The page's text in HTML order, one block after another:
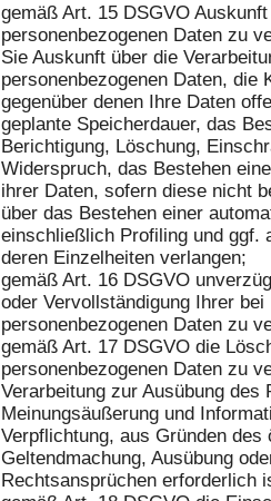
gemäß Art. 15 DSGVO
personenbezogenen Daten zu
Sie Auskunft über die
personenbezogenen Daten, die
gegenüber denen Ihre Daten
geplante Speicherdauer, das
Berichtigung, Löschung,
Widerspruch, das Bestehen
ihrer Daten, sofern diese nicht
über das Bestehen einer
einschließlich Profiling und ggf.
deren Einzelheiten verlangen;
gemäß Art. 16 DSGVO
oder Vervollständigung Ihrer
personenbezogenen Daten zu
gemäß Art. 17 DSGVO die
personenbezogenen Daten zu
Verarbeitung zur Ausübung des
Meinungsäußerung und
Verpflichtung, aus Gründen
Geltendmachung, Ausübung
Rechtsansprüchen erforderlich